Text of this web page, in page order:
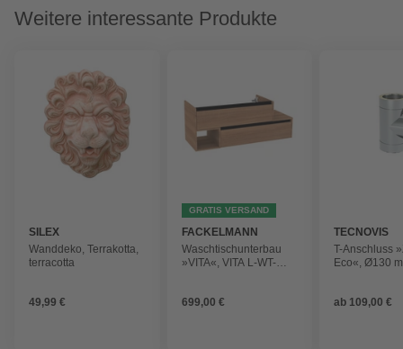
Weitere interessante Produkte
SILEX
Wanddeko, Terrakotta,
terracotta
49,99 €
GRATIS VERSAND
FACKELMANN
Waschtischunterbau
»VITA«, VITA L-WT-
699,00 €
TECNOVIS
T-Anschluss
Eco«, Ø130
ab 109,00 €